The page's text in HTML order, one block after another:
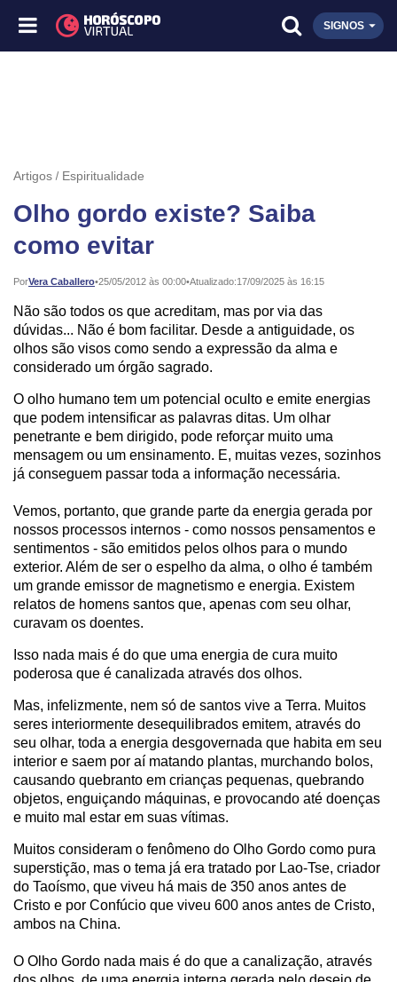
SIGNOS
Artigos Espiritualidade
Olho gordo existe? Saiba
como evitar
PorVera Caballero•
Publicado: 25/05/2012 às 00:00•Atualizado:17/09/2025 às 16:15
Não são todos os que acreditam, mas por via das
dúvidas... Não é bom facilitar. Desde a antiguidade, os
olhos são visos como sendo a expressão da alma e
considerado um órgão sagrado.
O olho humano tem um potencial oculto e emite energias
que podem intensificar as palavras ditas. Um olhar
penetrante e bem dirigido, pode reforçar muito uma
mensagem ou um ensinamento. E, muitas vezes, sozinhos
já conseguem passar toda a informação necessária.
Vemos, portanto, que grande parte da energia gerada por
nossos processos internos - como nossos pensamentos e
sentimentos - são emitidos pelos olhos para o mundo
exterior. Além de ser o espelho da alma, o olho é também
um grande emissor de magnetismo e energia. Existem
relatos de homens santos que, apenas com seu olhar,
curavam os doentes.
Isso nada mais é do que uma energia de cura muito
poderosa que é canalizada através dos olhos.
Mas, infelizmente, nem só de santos vive a Terra. Muitos
seres interiormente desequilibrados emitem, através do
seu olhar, toda a energia desgovernada que habita em seu
interior e saem por aí matando plantas, murchando bolos,
causando quebranto em crianças pequenas, quebrando
objetos, enguiçando máquinas, e provocando até doenças
e muito mal estar em suas vítimas.
Muitos consideram o fenômeno do Olho Gordo como pura
superstição, mas o tema já era tratado por Lao-Tse, criador
do Taoísmo, que viveu há mais de 350 anos antes de
Cristo e por Confúcio que viveu 600 anos antes de Cristo,
ambos na China.
O Olho Gordo nada mais é do que a canalização, através